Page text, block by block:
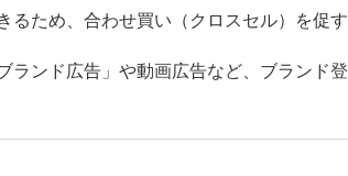
ため、合わせ買い（クロスセル）を促す
ンド広告」や動画広告など、ブランド